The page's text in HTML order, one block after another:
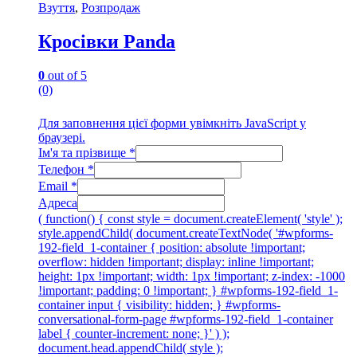
Взуття, Розпродаж
Кросівки Panda
0 out of 5
(0)
Для заповнення цієї форми увімкніть JavaScript у
браузері.
Ім'я та прізвище *
Телефон *
Email *
Адреса
( function() { const style = document.createElement( 'style' );
style.appendChild( document.createTextNode( '#wpforms-
192-field_1-container { position: absolute !important;
overflow: hidden !important; display: inline !important;
height: 1px !important; width: 1px !important; z-index: -1000
!important; padding: 0 !important; } #wpforms-192-field_1-
container input { visibility: hidden; } #wpforms-
conversational-form-page #wpforms-192-field_1-container
label { counter-increment: none; }' ) );
document.head.appendChild( style );